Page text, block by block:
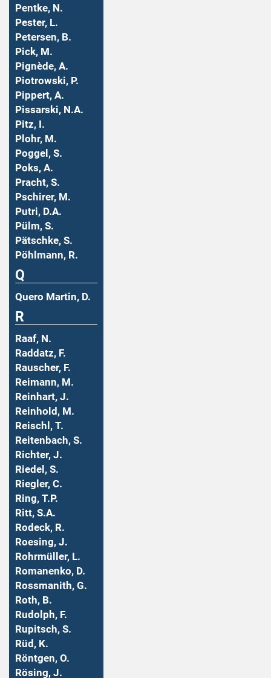
Pentke, N.
Pester, L.
Petersen, B.
Pick, M.
Pignède, A.
Piotrowski, P.
Pippert, A.
Pissarski, N.A.
Pitz, I.
Plohr, M.
Poggel, S.
Poks, A.
Pracht, S.
Pschirer, M.
Putri, D.A.
Pülm, S.
Pätschke, S.
Pöhlmann, R.
Q
Quero Martin, D.
R
Raaf, N.
Raddatz, F.
Rauscher, F.
Reimann, M.
Reinhart, J.
Reinhold, M.
Reischl, T.
Reitenbach, S.
Richter, J.
Riedel, S.
Riegler, C.
Ring, T.P.
Ritt, S.A.
Rodeck, R.
Roesing, J.
Rohrmüller, L.
Romanenko, D.
Rossmanith, G.
Roth, B.
Rudolph, F.
Rupitsch, S.
Rüd, K.
Röntgen, O.
Rösing, J.